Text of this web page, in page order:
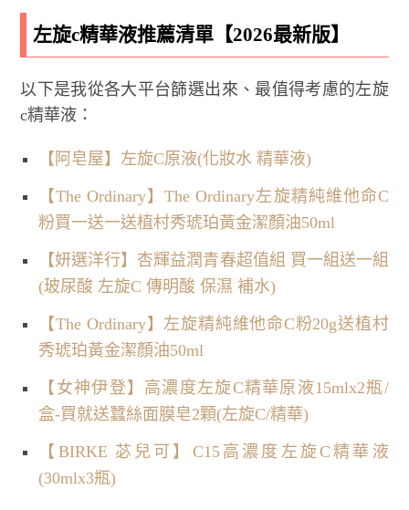
左旋c精華液推薦清單【2026最新版】
以下是我從各大平台篩選出來、最值得考慮的左旋
c精華液：
【阿皂屋】左旋C原液(化妝水 精華液)
【The Ordinary】The Ordinary左旋精純維他命C
粉買一送一送植村秀琥珀黃金潔顏油50ml
【妍選洋行】杏輝益潤青春超值組 買一組送一組
(玻尿酸 左旋C 傳明酸 保濕 補水)
【The Ordinary】左旋精純維他命C粉20g送植村
秀琥珀黃金潔顏油50ml
【女神伊登】高濃度左旋C精華原液15mlx2瓶/
盒-買就送蠶絲面膜皂2顆(左旋C/精華)
【BIRKE 苾兒可】C15高濃度左旋C精華液
(30mlx3瓶)